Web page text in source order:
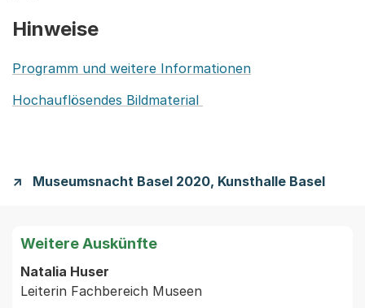
Hinweise
Programm und weitere Informationen
Hochauflösendes Bildmaterial
Museumsnacht Basel 2020, Kunsthalle Basel
Weitere Auskünfte
Natalia Huser
Leiterin Fachbereich Museen